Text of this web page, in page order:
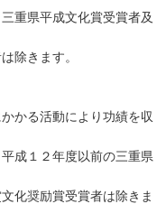
県平成文化賞受賞者及
きます。
かる活動により功績を収
１２年度以前の三重県
奨励賞受賞者は除きま